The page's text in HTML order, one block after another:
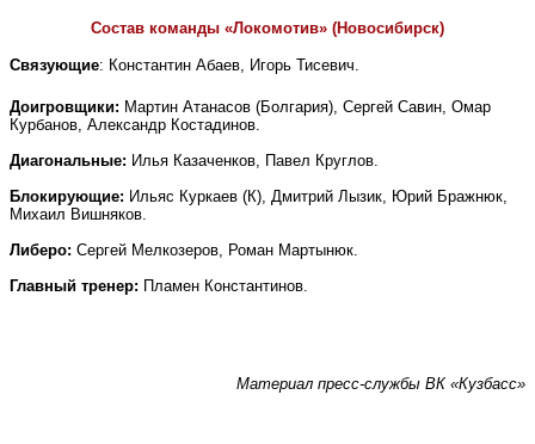
Состав команды «Локомотив» (Новосибирск)
Связующие: Константин Абаев, Игорь Тисевич.
Доигровщики: Мартин Атанасов (Болгария), Сергей Савин, Омар
Курбанов, Александр Костадинов.
Диагональные: Илья Казаченков, Павел Круглов.
Блокирующие: Ильяс Куркаев (К), Дмитрий Лызик, Юрий Бражнюк,
Михаил Вишняков.
Либеро: Сергей Мелкозеров, Роман Мартынюк.
Главный тренер: Пламен Константинов.
Материал пресс-службы ВК «Кузбасс»